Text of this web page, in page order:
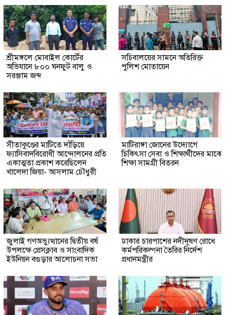
শ্রীমঙ্গলে মোবাইল কোর্টের
অভিযানে ৮০০ ঘনফুট বালু ও
সরঞ্জাম জব্দ
সচিবালয়ের সামনে অতিরিক্ত
পুলিশ মোতায়েন
সীতাকুণ্ডের মাটিতে দাঁড়িয়ে
ফ্যাসিবাদবিরোধী আন্দোলনের প্রতি
একাত্মতা প্রকাশ করেছিলেন
খালেদা জিয়া- আসলাম চৌধুরী
মাটিরাঙ্গা জোনের উদ্যোগে
চিকিৎসা সেবা ও শিক্ষার্থীদের মাঝে
শিক্ষা সামগ্রী বিতরন
জুলাই গণঅভ্যুত্থানের দ্বিতীয় বর্ষ
উপলক্ষে প্রেসক্লাব ও সাংবাদিক
ইউনিয়ন বগুড়ার আলোচনা সভা
ঢাকার চারপাশের নদীদূষণ রোধে
কর্মপরিকল্পনা তৈরির নির্দেশ
প্রধানমন্ত্রীর